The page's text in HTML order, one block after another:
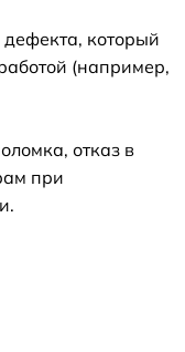
который
(например,
отказ в
при